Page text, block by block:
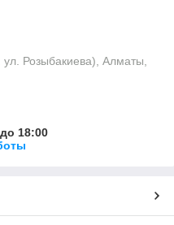
ул. Розыбакиева), Алматы,
18:00